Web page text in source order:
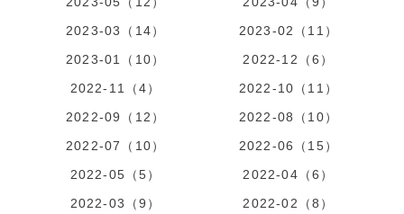
2023-03（14）
2023-02（11）
2023-01（10）
2022-12（6）
2022-11（4）
2022-10（11）
2022-09（12）
2022-08（10）
2022-07（10）
2022-06（15）
2022-05（5）
2022-04（6）
2022-03（9）
2022-02（8）